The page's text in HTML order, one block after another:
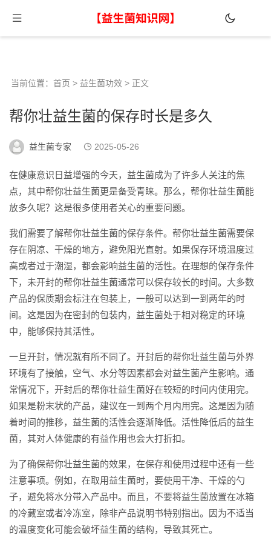
当前位置： 首页 > 益生菌功效 > 正文
帮你壮益生菌的保存时长是多久
益生菌专家 2025-05-26
在健康意识日益增强的今天，益生菌成为了许多人关注的焦
点，其中帮你壮益生菌更是备受青睐。那么，帮你壮益生菌能
放多久呢？这是很多使用者关心的重要问题。
我们需要了解帮你壮益生菌的保存条件。帮你壮益生菌需要保
存在阴凉、干燥的地方，避免阳光直射。如果保存环境温度过
高或者过于潮湿，都会影响益生菌的活性。在理想的保存条件
下，未开封的帮你壮益生菌通常可以保存较长的时间。大多数
产品的保质期会标注在包装上，一般可以达到一到两年的时
间。这是因为在密封的包装内，益生菌处于相对稳定的环境
中，能够保持其活性。
一旦开封，情况就有所不同了。开封后的帮你壮益生菌与外界
环境有了接触，空气、水分等因素都会对益生菌产生影响。通
常情况下，开封后的帮你壮益生菌好在较短的时间内使用完。
如果是粉末状的产品，建议在一到两个月内用完。这是因为随
着时间的推移，益生菌的活性会逐渐降低。活性降低后的益生
菌，其对人体健康的有益作用也会大打折扣。
为了确保帮你壮益生菌的效果，在保存和使用过程中还有一些
注意事项。例如，在取用益生菌时，要使用干净、干燥的勺
子，避免将水分带入产品中。而且，不要将益生菌放置在冰箱
的冷藏室或者冷冻室，除非产品说明书特别指出。因为不适当
的温度变化可能会破坏益生菌的结构，导致其死亡。